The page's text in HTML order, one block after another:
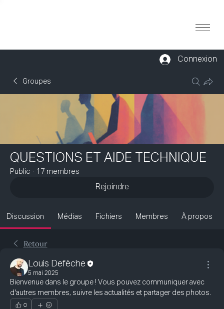
Groupes
QUESTIONS ET AIDE TECHNIQUE
Public · 17 membres
Rejoindre
Discussion Médias Fichiers Membres À propos
Retour
Louis Defèche
5 mai 2025
Bienvenue dans le groupe ! Vous pouvez communiquer avec
d'autres membres, suivre les actualités et partager des photos.
0
Connexion